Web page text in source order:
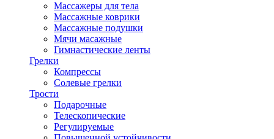
Массажеры для тела
Массажные коврики
Массажные подушки
Мячи масажные
Гимнастические ленты
Грелки
Компрессы
Солевые грелки
Трости
Подарочные
Телескопические
Регулируемые